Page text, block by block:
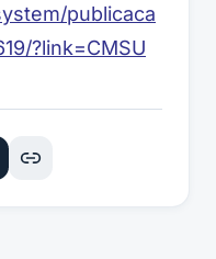
publicaca
?link=CMSU